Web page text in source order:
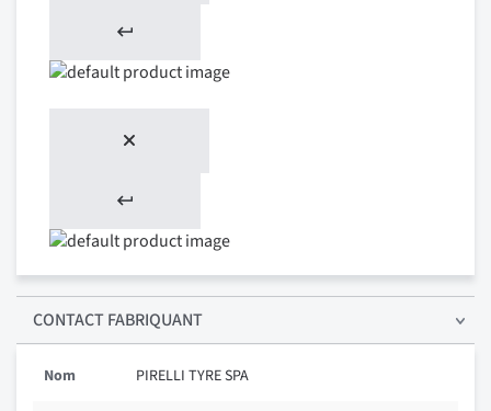
CONTACT FABRIQUANT
Nom PIRELLI TYRE SPA